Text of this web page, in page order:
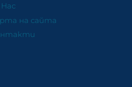
на сайта